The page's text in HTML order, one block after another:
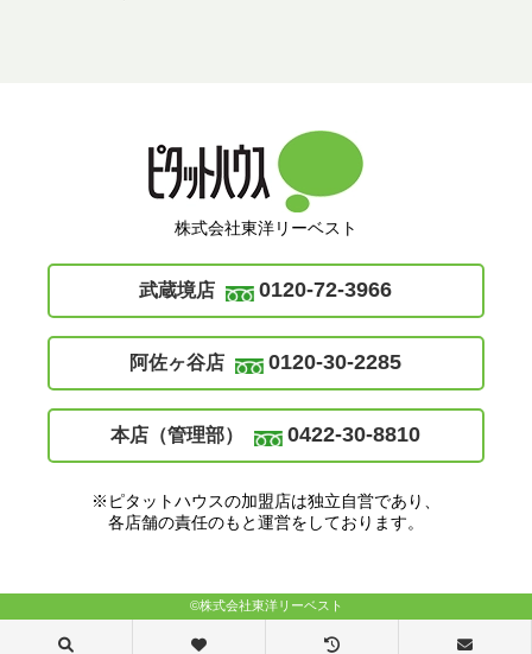
株式会社東洋リーベスト
武蔵境店 0120-72-3966
阿佐ヶ谷店 0120-30-2285
本店（管理部） 0422-30-8810
※ピタットハウスの加盟店は独立自営であり、
各店舗の責任のもと運営をしております。
©株式会社東洋リーベスト